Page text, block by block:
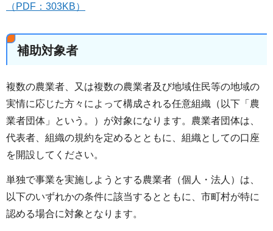
（PDF：303KB）
補助対象者
複数の農業者、又は複数の農業者及び地域住民等の地域の
実情に応じた方々によって構成される任意組織（以下「農
業者団体」という。）が対象になります。農業者団体は、
代表者、組織の規約を定めるとともに、組織としての口座
を開設してください。
単独で事業を実施しようとする農業者（個人・法人）は、
以下のいずれかの条件に該当するとともに、市町村が特に
認める場合に対象となります。